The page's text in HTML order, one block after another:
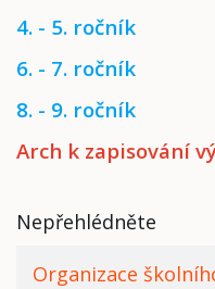
4. - 5. ročník
6. - 7. ročník
8. - 9. ročník
Arch k zapisování
Nepřehlédněte
Organizace